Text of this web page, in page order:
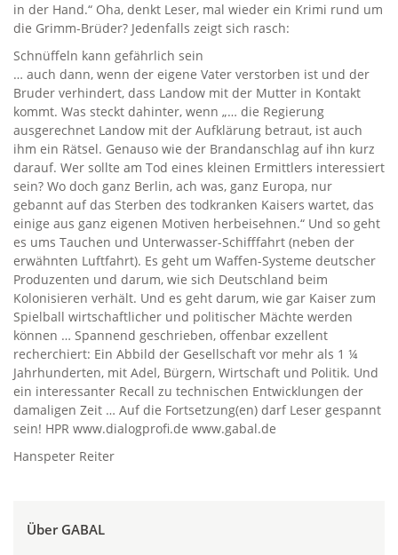
in der Hand.“ Oha, denkt Leser, mal wieder ein Krimi rund um
die Grimm-Brüder? Jedenfalls zeigt sich rasch:
Schnüffeln kann gefährlich sein
… auch dann, wenn der eigene Vater verstorben ist und der
Bruder verhindert, dass Landow mit der Mutter in Kontakt
kommt. Was steckt dahinter, wenn „… die Regierung
ausgerechnet Landow mit der Aufklärung betraut, ist auch
ihm ein Rätsel. Genauso wie der Brandanschlag auf ihn kurz
darauf. Wer sollte am Tod eines kleinen Ermittlers interessiert
sein? Wo doch ganz Berlin, ach was, ganz Europa, nur
gebannt auf das Sterben des todkranken Kaisers wartet, das
einige aus ganz eigenen Motiven herbeisehnen.“ Und so geht
es ums Tauchen und Unterwasser-Schifffahrt (neben der
erwähnten Luftfahrt). Es geht um Waffen-Systeme deutscher
Produzenten und darum, wie sich Deutschland beim
Kolonisieren verhält. Und es geht darum, wie gar Kaiser zum
Spielball wirtschaftlicher und politischer Mächte werden
können … Spannend geschrieben, offenbar exzellent
recherchiert: Ein Abbild der Gesellschaft vor mehr als 1 ¼
Jahrhunderten, mit Adel, Bürgern, Wirtschaft und Politik. Und
ein interessanter Recall zu technischen Entwicklungen der
damaligen Zeit … Auf die Fortsetzung(en) darf Leser gespannt
sein! HPR www.dialogprofi.de www.gabal.de
Hanspeter Reiter
Über GABAL